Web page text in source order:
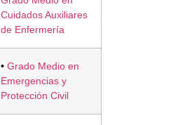
Cuidados Auxiliares
de Enfermería
• Grado Medio en
Emergencias y
Protección Civil